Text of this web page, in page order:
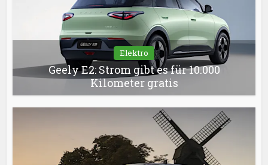
Elektro
Geely E2: Strom gibt es für 10.000
Kilometer gratis